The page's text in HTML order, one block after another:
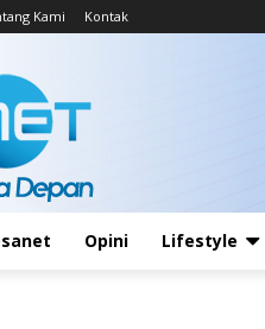
Kami Kontak
Opini Lifestyle